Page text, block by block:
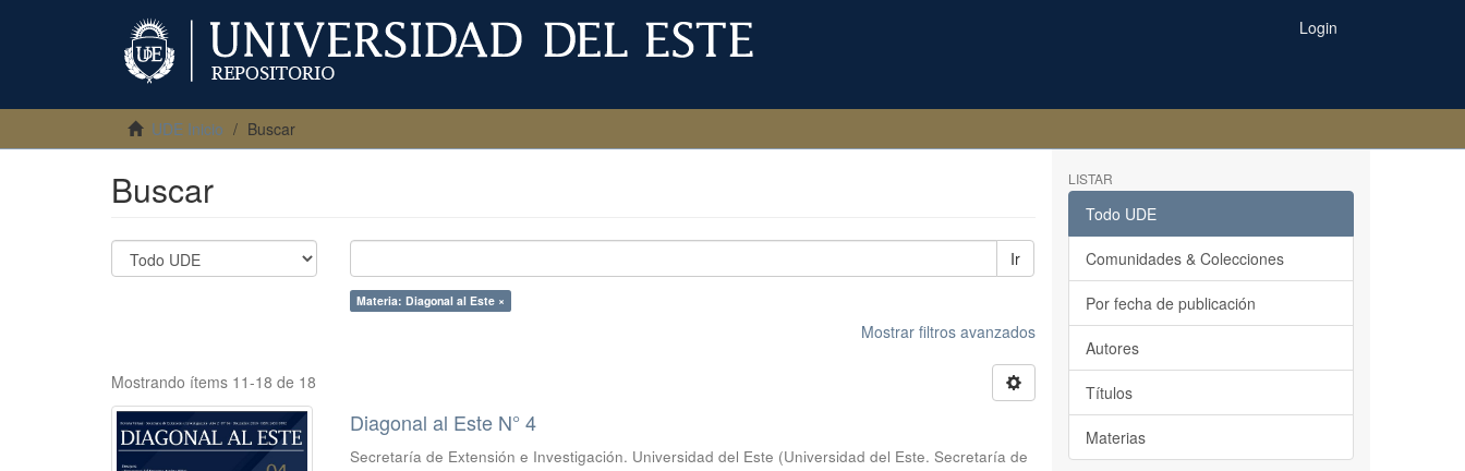
Login
UDE Inicio Buscar
Buscar
Ir
Materia: Diagonal al Este ×
Mostrar filtros avanzados
Mostrando ítems 11-18 de 18
Diagonal al Este N° 4
Secretaría de Extensión e Investigación. Universidad del Este (Universidad del Este. Secretaría de
LISTAR
Todo UDE
Comunidades & Colecciones
Por fecha de publicación
Autores
Títulos
Materias